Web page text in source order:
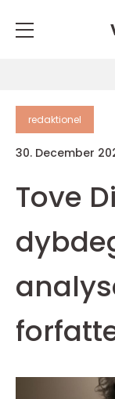
redaktionel
30. December
Tove